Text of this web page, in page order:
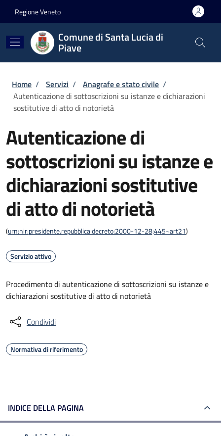
Regione Veneto
Comune di Santa Lucia di
Piave
Briciole di pane
Home / Servizi / Anagrafe e stato civile /
Autenticazione di sottoscrizioni su istanze e dichiarazioni
sostitutive di atto di notorietà
Autenticazione di
sottoscrizioni su istanze e
dichiarazioni sostitutive
di atto di notorietà
(urn:nir:presidente.repubblica:decreto:2000-12-28;445~art21)
Servizio attivo
Procedimento di autenticazione di sottoscrizioni su istanze e
dichiarazioni sostitutive di atto di notorietà
Condividi
Normativa di riferimento
INDICE DELLA PAGINA